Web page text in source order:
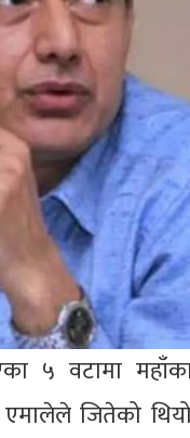
५ वटामा
जितेको